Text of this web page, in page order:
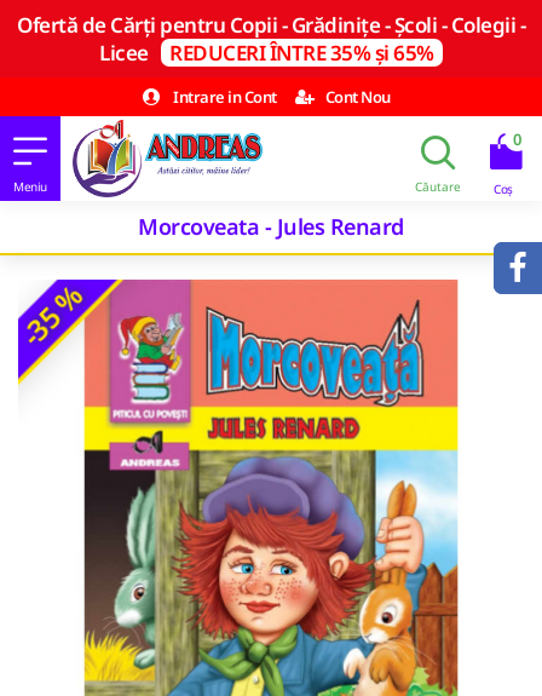
Ofertă de Cărți pentru Copii - Grădinițe - Școli - Colegii -
Licee REDUCERI ÎNTRE 35% și 65%
Intrare in Cont
Cont Nou
0
Morcoveata - Jules Renard
-35 %